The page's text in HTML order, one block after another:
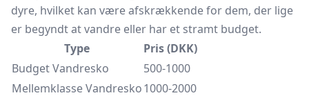
dyre, hvilket kan være afskrækkende for dem, der lige
er begyndt at vandre eller har et stramt budget.
Type
Pris (DKK)
Budget Vandresko
500-1000
Mellemklasse Vandresko1000-2000